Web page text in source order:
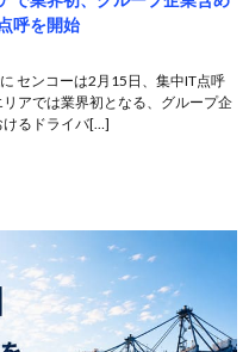
呼を開始
センコーは2月15日、集中IT点呼
アでは業界初となる、グループ企
けるドライバ[…]